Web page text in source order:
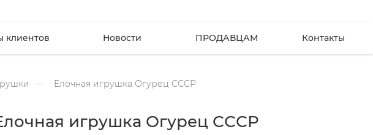
клиентов Новости ПРОДАВЦАМ Контакты
Елочная игрушка Огурец СССР
игрушка Огурец СССР